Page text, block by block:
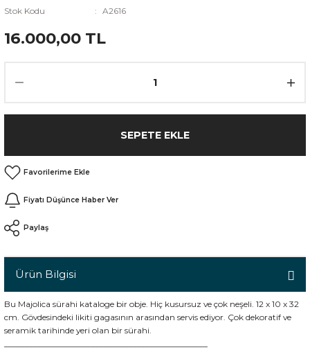
Stok Kodu A2616
16.000,00 TL
SEPETE EKLE
Fiyatı Düşünce Haber Ver
Paylaş
Ürün Bilgisi
Bu Majolica sürahi kataloge bir obje. Hiç kusursuz ve çok neşeli. 12 x 10 x 32
cm. Gövdesindeki likiti gagasının arasından servis ediyor. Çok dekoratif ve
seramik tarihinde yeri olan bir sürahi.